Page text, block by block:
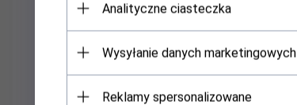
Analityczne ciasteczka
Wysyłanie danych marketingowych
Reklamy spersonalizowane